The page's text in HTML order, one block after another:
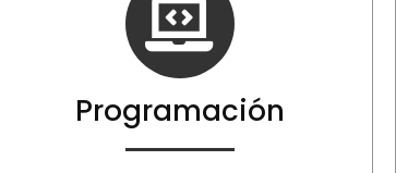
Programación